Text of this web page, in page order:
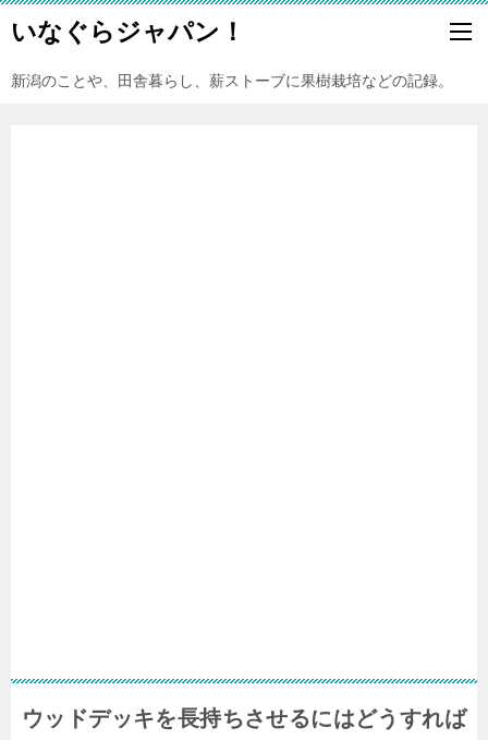
いなぐらジャパン！
新潟のことや、田舎暮らし、薪ストーブに果樹栽培などの記録。
ウッドデッキを長持ちさせるにはどうすれば